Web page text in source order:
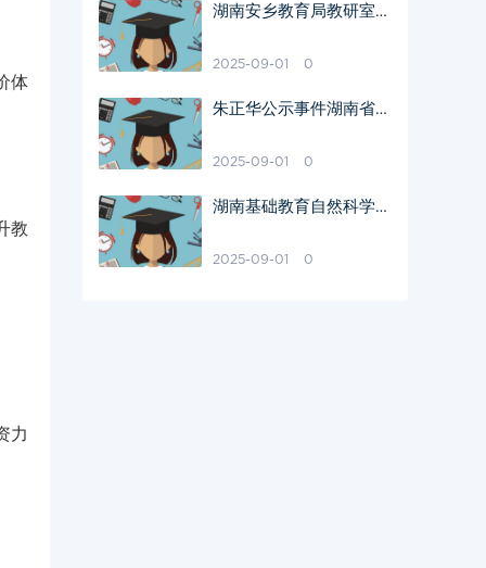
体
教
力
湖南安乡教育局教研室电
2025-09-01 0
朱正华公示事件湖南省教
2025-09-01 0
湖南基础教育自然科学教
2025-09-01 0